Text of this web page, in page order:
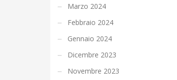
Marzo 2024
Febbraio 2024
Gennaio 2024
Dicembre 2023
Novembre 2023